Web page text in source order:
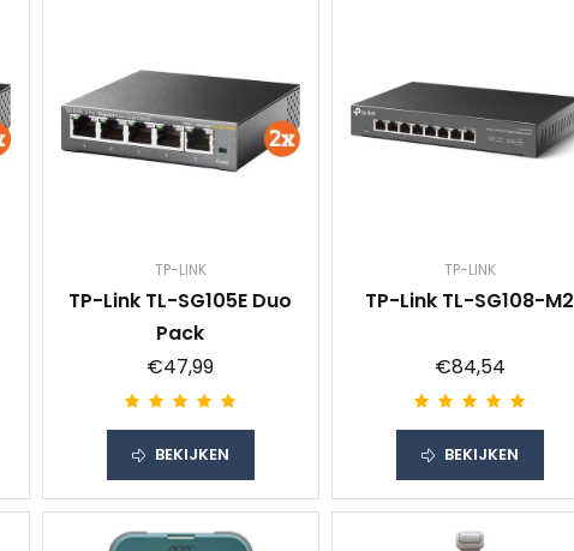
TP-LINK
TP-Link TL-SG105E Duo
Pack
€47,99
BEKIJKEN
TP-LINK
TP-Link TL-SG108-M2
€84,54
BEKIJKEN